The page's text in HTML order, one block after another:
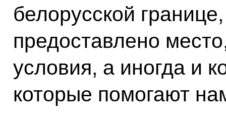
белорусской
предоставлено
условия, а иногда и
которые помогают